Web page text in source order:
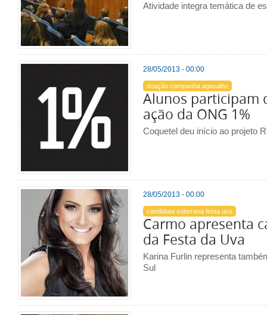
Atividade integra temática de
28/05/2013 - 00:00
doação campanha agasalho
Alunos participam
ação da ONG 1%
Coquetel deu início ao projeto
28/05/2013 - 00:00
candidata soberana festa uva
Carmo apresenta
da Festa da Uva
Karina Furlin representa
Sul